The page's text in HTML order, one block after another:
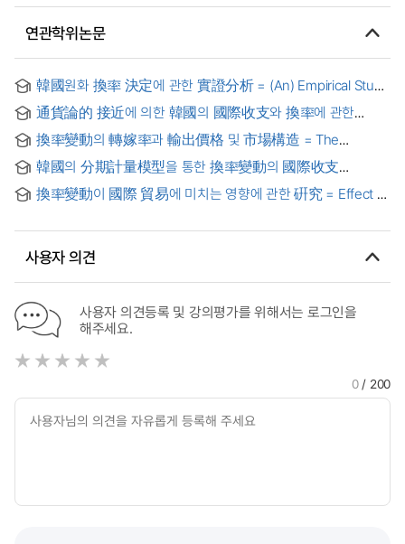
연관학위논문
韓國원화 換率 決定에 관한 實證分析 = (An) Empirical Study
on Determing Exchange Rate in Korea
通貨論的 接近에 의한 韓國의 國際收支와 換率에 관한
實證的 硏究 = (The)empirical analysis on the monetary
approach to the balance of payments and the exchange
rate
換率變動의 轉嫁率과 輸出價格 및 市場構造 = The
exchange rate changes of pass-through, export prices
and market structure
韓國의 分期計量模型을 통한 換率變動의 國際收支
效果分析 = (An) Empirical Study on the Effect of Exchange
Rate Policy on the Balance of Payments in Korea :
換率變動이 國際 貿易에 미치는 영향에 관한 硏究 = Effect of
from South Korea
사용자 의견
사용자 의견등록 및 강의평가를 위해서는 로그인을
해주세요.
0/ 200